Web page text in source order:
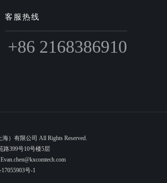
客服热线
+86 2168386910
）有限公司 All Rights Reserved.
路399号10号楼5层
号-1